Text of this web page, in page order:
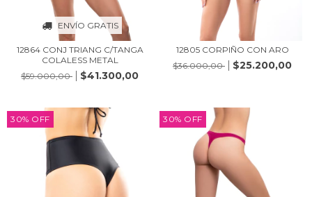
ENVÍO GRATIS
12864 CONJ TRIANG C/TANGA
COLALESS METAL
$59.000,00
$41.300,00
12805 CORPIÑO CON ARO
$36.000,00
$25.200,00
30% OFF 30% OFF